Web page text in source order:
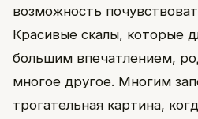
возможность
Красивые скалы, которые
большим впечатлением,
многое другое. Многим
трогательная картина,